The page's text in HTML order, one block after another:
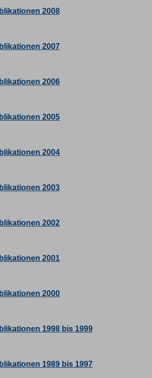
2008
2007
2006
2005
2004
2003
2002
2001
2000
1998 bis 1999
1989 bis 1997